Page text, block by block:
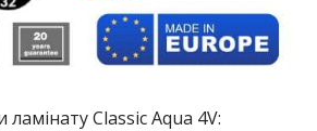
ламінату Classic Aqua 4V: